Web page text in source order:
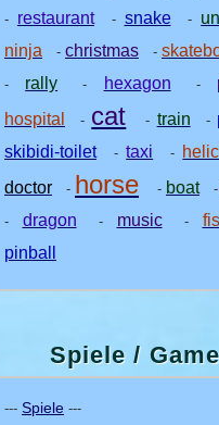
- restaurant - snake -
ninja - christmas -
- rally - hexagon -
hospital - cat - train -
skibidi-toilet -taxi -
doctor - horse - boat -
- dragon - music -
pinball
Spiele /
--- Spiele ---